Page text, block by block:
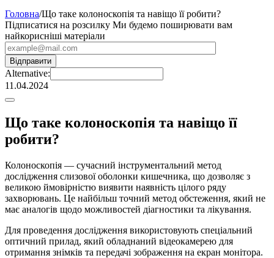
Головна/Що таке колоноскопія та навіщо її робити?
Підписатися на розсилку Ми будемо поширювати вам
найкорисніші матеріали
Alternative:
11.04.2024
Що таке колоноскопія та навіщо її
робити?
Колоноскопія — сучасний інструментальний метод
дослідження слизової оболонки кишечника, що дозволяє з
великою ймовірністю виявити наявність цілого ряду
захворювань. Це найбільш точний метод обстеження, який не
має аналогів щодо можливостей діагностики та лікування.
Для проведення дослідження використовують спеціальний
оптичний прилад, який обладнаний відеокамерею для
отримання знімків та передачі зображення на екран монітора.